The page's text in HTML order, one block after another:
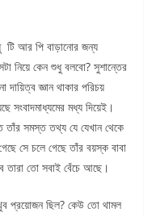
টি আর পি বাড়ানোর জন্য
নিয়ে কেন শুধু বলবো? সুশান্তের
জ্ঞান থাকার পরিচয়
সংবাদমাধ্যমের মধ্য দিয়েই।
সমস্ত তথ্য যে যেখান থেকে
সে চলে গেছে তাঁর বয়স্ক বাবা
তারা তো সবাই বেঁচে আছে।
প্রয়োজন ছিল? কেউ তো থামল